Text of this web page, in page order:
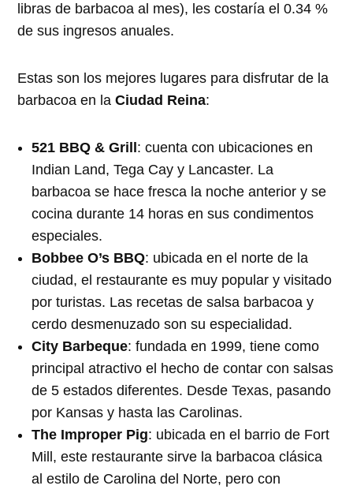
libras de barbacoa al mes), les costaría el 0.34 %
de sus ingresos anuales.
Estas son los mejores lugares para disfrutar de la
barbacoa en laCiudad Reina:
521 BBQ & Grill : cuenta con ubicaciones en
Indian Land, Tega Cay y Lancaster. La
barbacoa se hace fresca la noche anterior y se
cocina durante 14 horas en sus condimentos
especiales.
Bobbee O’s BBQ: ubicada en el norte de la
ciudad, el restaurante es muy popular y visitado
por turistas. Las recetas de salsa barbacoa y
cerdo desmenuzado son su especialidad.
City Barbeque: fundada en 1999, tiene como
principal atractivo el hecho de contar con salsas
de 5 estados diferentes. Desde Texas, pasando
por Kansas y hasta las Carolinas.
The Improper Pig: ubicada en el barrio de Fort
Mill, este restaurante sirve la barbacoa clásica
al estilo de Carolina del Norte, pero con